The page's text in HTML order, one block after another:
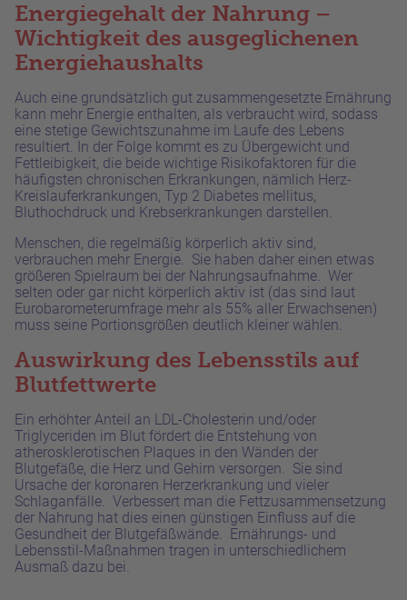
Energiegehalt der Nahrung –
Wichtigkeit des ausgeglichenen
Energiehaushalts
Auch eine grundsätzlich gut zusammengesetzte Ernährung
kann mehr Energie enthalten, als verbraucht wird, sodass
eine stetige Gewichtszunahme im Laufe des Lebens
resultiert. In der Folge kommt es zu Übergewicht und
Fettleibigkeit, die beide wichtige Risikofaktoren für die
häufigsten chronischen Erkrankungen, nämlich Herz-
Kreislauferkrankungen, Typ 2 Diabetes mellitus,
Bluthochdruck und Krebserkrankungen darstellen.
Menschen, die regelmäßig körperlich aktiv sind,
verbrauchen mehr Energie. Sie haben daher einen etwas
größeren Spielraum bei der Nahrungsaufnahme. Wer
selten oder gar nicht körperlich aktiv ist (das sind laut
Eurobarometerumfrage mehr als 55% aller Erwachsenen)
muss seine Portionsgrößen deutlich kleiner wählen.
Auswirkung des Lebensstils auf
Blutfettwerte
Ein erhöhter Anteil an LDL-Cholesterin und/oder
Triglyceriden im Blut fördert die Entstehung von
atherosklerotischen Plaques in den Wänden der
Blutgefäße, die Herz und Gehirn versorgen. Sie sind
Ursache der koronaren Herzerkrankung und vieler
Schlaganfälle. Verbessert man die Fettzusammensetzung
der Nahrung hat dies einen günstigen Einfluss auf die
Gesundheit der Blutgefäßwände. Ernährungs- und
Lebensstil-Maßnahmen tragen in unterschiedlichem
Ausmaß dazu bei.